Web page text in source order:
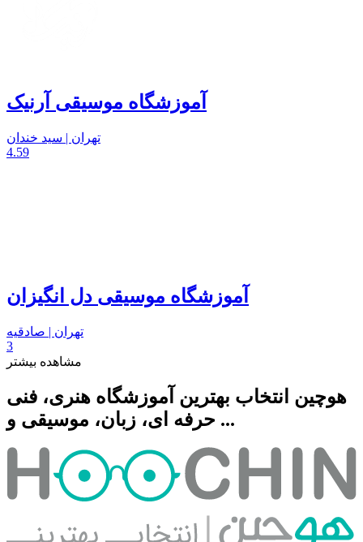
آموزشگاه موسیقی آرنیک
تهران | سید خندان
4.59
آموزشگاه موسیقی دل انگیزان
تهران | صادقیه
3
مشاهده بیشتر
هوچین انتخاب بهترین آموزشگاه هنری، فنی
حرفه ای، زبان، موسیقی و ...